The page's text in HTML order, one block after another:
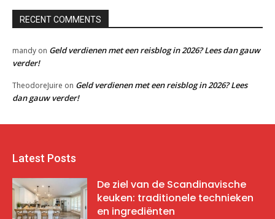
RECENT COMMENTS
mandy on Geld verdienen met een reisblog in 2026? Lees dan gauw
verder!
TheodoreJuire on Geld verdienen met een reisblog in 2026? Lees
dan gauw verder!
Latest Posts
De ziel van de Scandinavische
keuken: traditionele technieken
en ingrediënten